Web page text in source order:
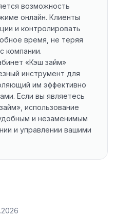
возможность
онлайн. Клиенты
и контролировать
время, не теряя
компании.
«Кэш займ»
инструмент для
им эффективно
Если вы являетесь
использование
и незаменимым
и управлении вашими